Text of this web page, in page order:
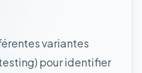
variantes
pour identifier